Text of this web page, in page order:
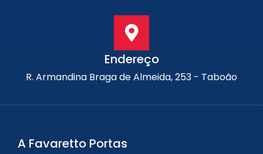
Endereço
R. Armandina Braga de Almeida, 253 - Taboão
A Favaretto Portas